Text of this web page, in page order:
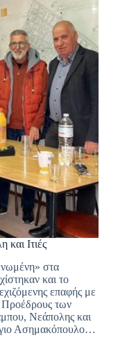
Ιτιές
στα
και το
επαφής με
Προέδρους των
Νεάπολης και
Ασημακόπουλο…